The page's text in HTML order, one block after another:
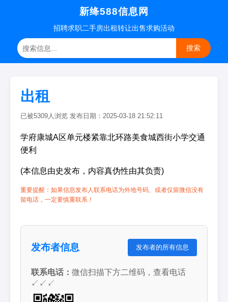
新绛588信息网
招聘求职二手房出租转让出售求购活动
搜索
出租
已被5309人浏览 发布日期：2025-03-18 21:52:11
学府康城A区单元楼紧靠北环路美食城西街小学交通
便利
(本信息由史发布，内容真伪性由其负责)
重要提醒：如果信息发布人联系电话为外地号码、或者仅留微信没有
留电话，一定要慎重联系！
发布者信息 发布者的所有信息
联系电话： 微信扫描下方二维码，查看电话
↙↙↙